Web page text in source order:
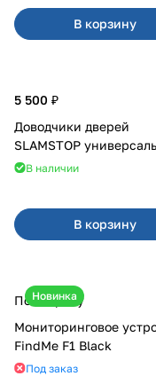
В корзину
5 500 ₽
Доводчики дверей
SLAMSTOP
В наличии
В корзину
Новинка
По запросу
Мониторинговое
FindMe F1 Black
Под заказ